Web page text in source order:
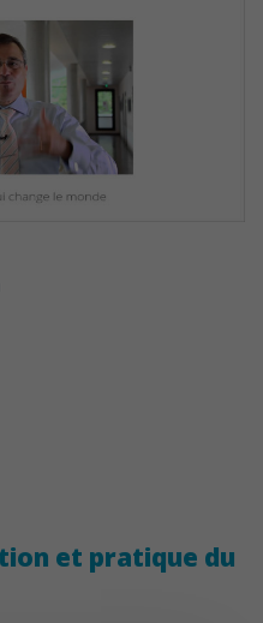
et pratique du